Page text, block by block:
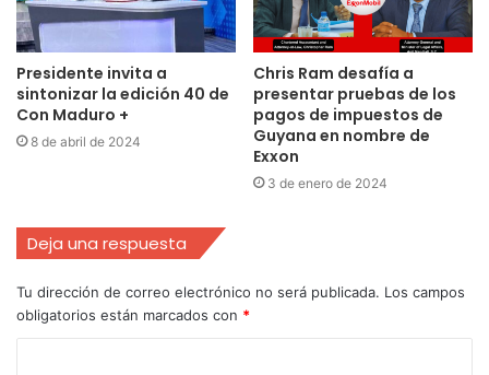
Presidente invita a
sintonizar la edición 40 de
Con Maduro +
8 de abril de 2024
Chris Ram desafía a
presentar pruebas de los
pagos de impuestos de
Guyana en nombre de
Exxon
3 de enero de 2024
Deja una respuesta
Tu dirección de correo electrónico no será publicada. Los campos
obligatorios están marcados con *